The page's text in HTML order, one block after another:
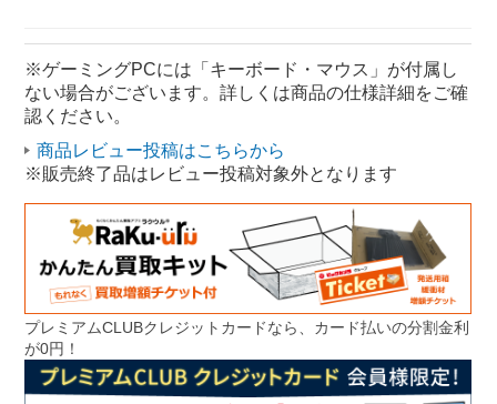
ゲーミングデスクトップパソコン RTX4060Ti
RTX4060Ti パソコン
※ゲーミングPCには「キーボード・マウス」が付属し
ない場合がございます。詳しくは商品の仕様詳細をご確
認ください。
商品レビュー投稿はこちらから
※販売終了品はレビュー投稿対象外となります
プレミアムCLUBクレジットカードなら、カード払いの分割金利
が0円！